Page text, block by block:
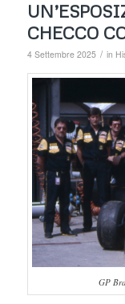
CHECCO
4 Settembre 2025 / in
GP